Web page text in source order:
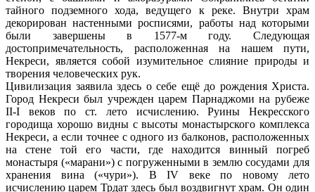
тайного подземного хода, ведущего к реке. Внутри храм
декорирован настенными росписями, работы над которыми
были завершены в 1577-м году. Следующая
достопримечательность, расположенная на нашем пути,
Некреси, является собой изумительное слияние природы и
творения человеческих рук.
Цивилизация заявила здесь о себе ещё до рождения Христа.
Город Некреси был учрежден царем Парнаджоми на рубеже
II-I веков по ст. лето исчислению. Руины Некресского
городища хорошо видны с высоты монастырского комплекса
Некреси, а если точнее с одного из балконов, расположенных
на стене той его части, где находится винный погреб
монастыря («марани») с погруженными в землю сосудами для
хранения вина («чури»). В IV веке по новому лето
исчислению царем Трдат здесь был воздвигнут храм. Он один